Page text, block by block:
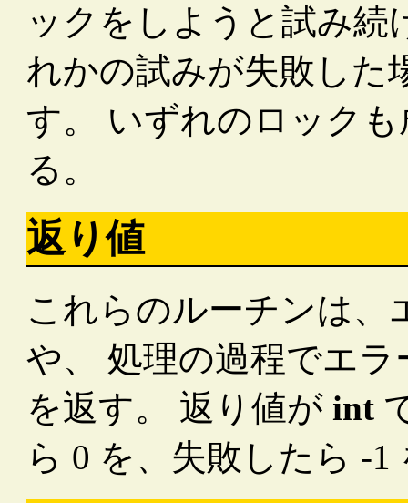
ックをしようと試み続
れかの試みが失敗した
す。 いずれのロック
る。
返り値
これらのルーチンは、
や、 処理の過程でエ
を返す。 返り値が int
ら 0 を、失敗したら -